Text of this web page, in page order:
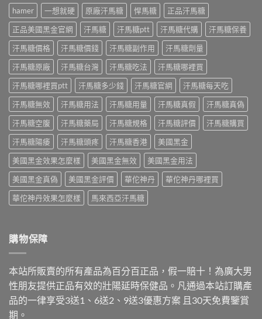
購
買
指
南〉
中
功
效、
正
確
吃
法
與
正
品
購
買〉
中
有
哪
些？
藥
師
解
析
成
分、
正
確
吃
法
與
正
品
購
買
指
南〉
中
效
持
續
多
久？
藥
師
解
析
Kamagra
Oral
Jelly
正
確
吃
法
與
7
種
口
hamer 一想就硬 原廠汗馬糖 悍馬糖
正品汗馬糖
正品美國黑金官網
汗馬糖 汗馬糖ptt 汗馬糖代購
汗馬糖保養
汗馬糖價格
汗馬糖價錢 汗馬糖副作用
汗馬糖劑量
汗馬糖原廠
汗馬糖台灣 汗馬糖吃法
汗馬糖哪裡買
汗馬糖哪裡買ptt
汗馬糖多少錢 汗馬糖官網
汗馬糖每天吃
汗馬糖無效
汗馬糖用法 汗馬糖用量 汗馬糖真假
汗馬糖真偽
汗馬糖空腹
汗馬糖藥局 汗馬糖規格 汗馬糖評價
汗馬糖購買
汗馬糖陽痿
汗馬糖頭疼 汗馬糖香港
美國黑金
美國黑金效果怎麼樣
美國黑金無效
美國黑金用法
美國黑金真偽
美國黑金評價 華佗神丹
華佗神丹哪裡買
華佗神丹效果怎麼樣
馬來西亞汗馬糖
購物保障
本站所販賣的所有產品為百分百正品，假一賠十！為廣大男
性朋友提供正品有效的壯陽延時保健品。凡通過本站訂購產
品的一律享受3送1、6送2、9送3優惠方案 且30天免費鑒賞
期。